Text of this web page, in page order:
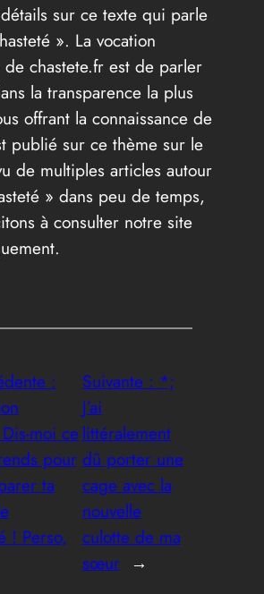
sur ce texte qui parle
». La vocation
chastete.fr est de parler
la transparence la plus
offrant la connaissance de
publié sur ce thème sur le
de multiples articles autour
» dans peu de temps,
à consulter notre site
:
moi ce
pour
ta
! Perso,
Suivante : *;
J’ai
littéralement
dû porter une
cage avec la
nouvelle
culotte de ma
sœur →